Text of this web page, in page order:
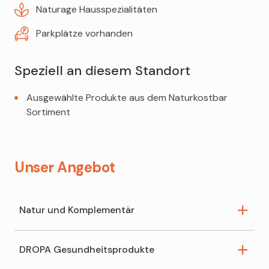
Naturage Hausspezialitäten
Parkplätze vorhanden
Speziell an diesem Standort
Ausgewählte Produkte aus dem Naturkostbar
Sortiment
Unser Angebot
Natur und Komplementär
Bachblüten
DROPA Gesundheitsprodukte